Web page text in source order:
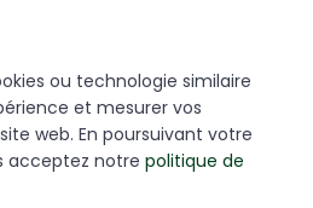
S'INSCRIRE
ou technologie similaire
et mesurer vos
web. En poursuivant votre
acceptez notre politique de